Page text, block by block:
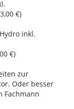
€)
inkl.
€)
zur
Oder besser
Fachmann